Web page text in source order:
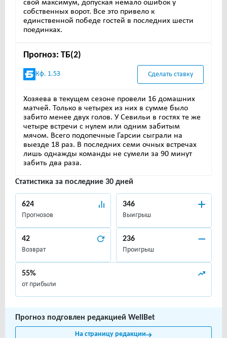
свой максимум, допуская немало ошибок у
собственных ворот. Все это привело к
единственной победе гостей в последних шести
поединках.
Прогноз: ТБ(2)
Кф. 1.53 Сделать ставку
Хозяева в текущем сезоне провели 16 домашних
матчей. Только в четырех из них в сумме было
забито менее двух голов. У Севильи в гостях те же
четыре встречи с нулем или одним забитым
мячом. Всего подопечные Гарсии сыграли на
выезде 18 раз. В последних семи очных встречах
лишь однажды команды не сумели за 90 минут
забить два раза.
Статистика за последние 30 дней
624
Прогнозов
346
Выигрыш
42
Возврат
236
Проигрыш
55%
от прибыли
Прогноз подговлен редакцией WellBet
На страницу редакции